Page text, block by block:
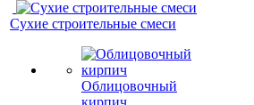
Сухие строительные смеси
Облицовочный
кирпич